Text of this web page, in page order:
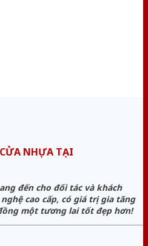
NHỰA TẠI
đến cho đối tác và khách
cao cấp, có giá trị gia tăng
một tương lai tốt đẹp hơn!